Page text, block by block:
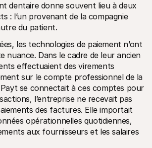
dentaire donne souvent lieu à deux
: l’un provenant de la compagnie
du patient.
les technologies de paiement n’ont
nuance. Dans le cadre de leur ancien
effectuaient des virements
sur le compte professionnel de la
se connectait à ces comptes pour
l’entreprise ne recevait pas
des factures. Elle importait
opérationnelles quotidiennes,
aux fournisseurs et les salaires